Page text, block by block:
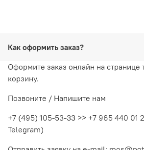
Как оформить заказ?
Оформите заказ онлайн на странице
корзину.
Позвоните / Напишите нам
+7 (495) 105-53-33 >> +7 965 440 01
Telegram)